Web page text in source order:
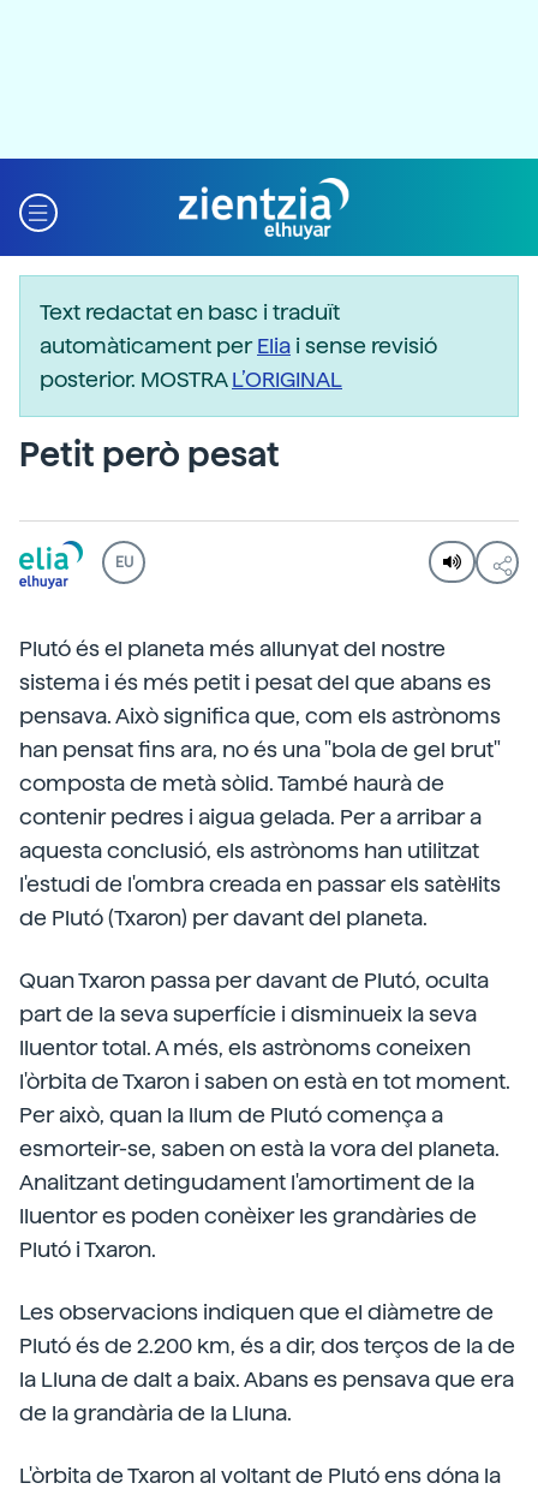
Text redactat en basc i traduït
automàticament perElia i sense revisió
posterior. MOSTRAL’ORIGINAL
Petit però pesat
EU
Plutó és el planeta més allunyat del nostre
sistema i és més petit i pesat del que abans es
pensava. Això significa que, com els astrònoms
han pensat fins ara, no és una "bola de gel brut"
composta de metà sòlid. També haurà de
contenir pedres i aigua gelada. Per a arribar a
aquesta conclusió, els astrònoms han utilitzat
l'estudi de l'ombra creada en passar els satèl·lits
de Plutó (Txaron) per davant del planeta.
Quan Txaron passa per davant de Plutó, oculta
part de la seva superfície i disminueix la seva
lluentor total. A més, els astrònoms coneixen
l'òrbita de Txaron i saben on està en tot moment.
Per això, quan la llum de Plutó comença a
esmorteir-se, saben on està la vora del planeta.
Analitzant detingudament l'amortiment de la
lluentor es poden conèixer les grandàries de
Plutó i Txaron.
Les observacions indiquen que el diàmetre de
Plutó és de 2.200 km, és a dir, dos terços de la de
la Lluna de dalt a baix. Abans es pensava que era
de la grandària de la Lluna.
L'òrbita de Txaron al voltant de Plutó ens dóna la